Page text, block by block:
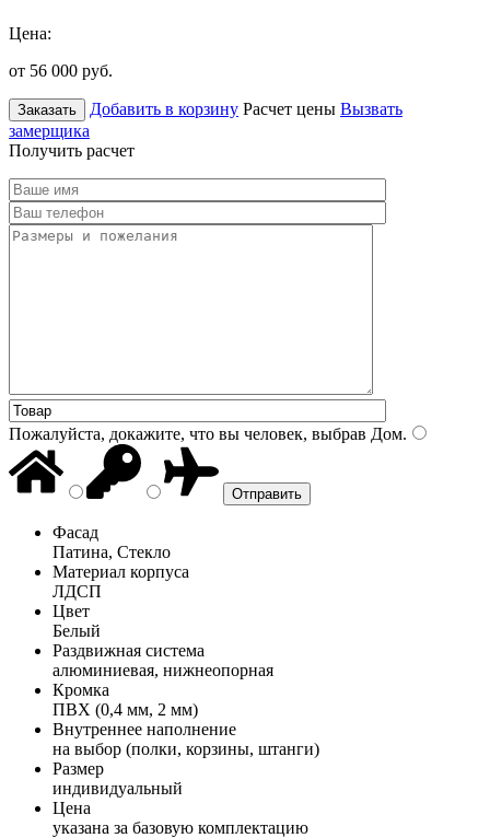
Цена:
от 56 000 руб.
Заказать Добавить в корзину Расчет цены Вызвать
замерщика
Получить расчет
Пожалуйста, докажите, что вы человек, выбрав Дом.
Фасад
Патина, Стекло
Материал корпуса
ЛДСП
Цвет
Белый
Раздвижная система
алюминиевая, нижнеопорная
Кромка
ПВХ (0,4 мм, 2 мм)
Внутреннее наполнение
на выбор (полки, корзины, штанги)
Размер
индивидуальный
Цена
указана за базовую комплектацию